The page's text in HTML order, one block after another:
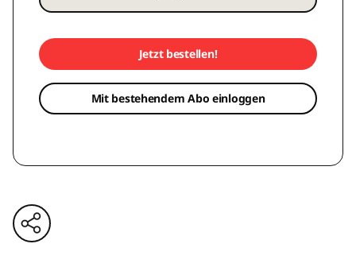
Jetzt bestellen!
Mit bestehendem Abo einloggen